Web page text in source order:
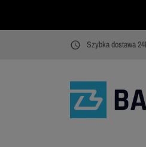
access_time Szybka dostawa